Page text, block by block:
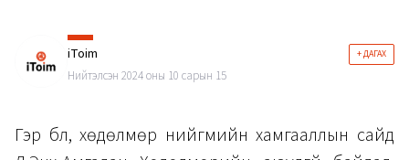
iToim + ДАГАХ
Нийтэлсэн 2024 оны 10 сарын 15
Гэр бүл, хөдөлмөр нийгмийн хамгааллын сайд